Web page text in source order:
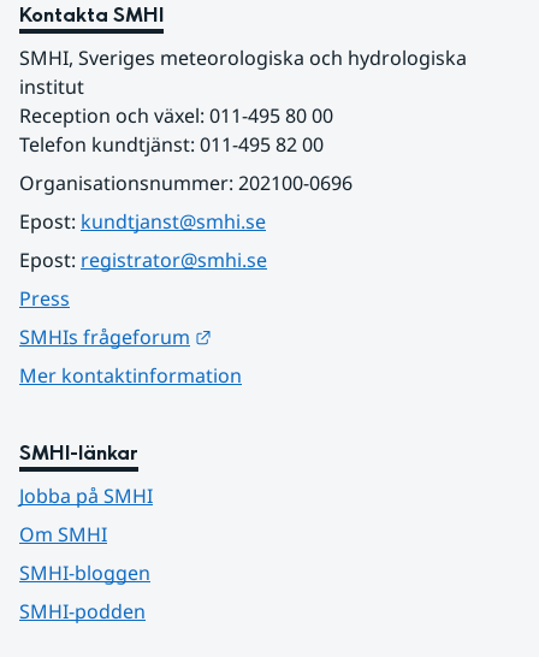
Kontakta SMHI
SMHI, Sveriges meteorologiska och hydrologiska
institut
Reception och växel: 011-495 80 00
Telefon kundtjänst: 011-495 82 00
Organisationsnummer: 202100-0696
Epost: kundtjanst@smhi.se
Epost: registrator@smhi.se
Press
SMHIs frågeforum
Mer kontaktinformation
SMHI-länkar
Jobba på SMHI
Om SMHI
SMHI-bloggen
SMHI-podden